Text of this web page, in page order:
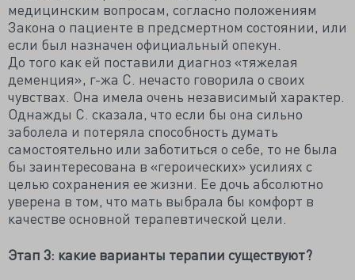
медицинским вопросам, согласно положениям
Закона о пациенте в предсмертном состоянии, или
если был назначен официальный опекун.
До того как ей поставили диагноз «тяжелая
деменция», г-жа С. нечасто говорила о своих
чувствах. Она имела очень независимый характер.
Однажды С. сказала, что если бы она сильно
заболела и потеряла способность думать
самостоятельно или заботиться о себе, то не была
бы заинтересована в «героических» усилиях с
целью сохранения ее жизни. Ее дочь абсолютно
уверена в том, что мать выбрала бы комфорт в
качестве основной терапевтической цели.
Этап 3: какие варианты терапии существуют?